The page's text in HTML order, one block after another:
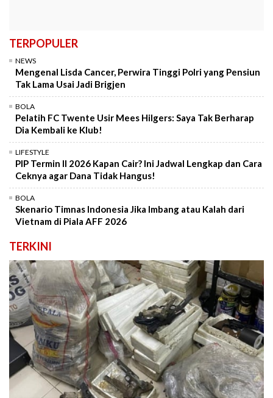
TERPOPULER
NEWS
Mengenal Lisda Cancer, Perwira Tinggi Polri yang Pensiun
Tak Lama Usai Jadi Brigjen
BOLA
Pelatih FC Twente Usir Mees Hilgers: Saya Tak Berharap
Dia Kembali ke Klub!
LIFESTYLE
PIP Termin II 2026 Kapan Cair? Ini Jadwal Lengkap dan Cara
Ceknya agar Dana Tidak Hangus!
BOLA
Skenario Timnas Indonesia Jika Imbang atau Kalah dari
Vietnam di Piala AFF 2026
TERKINI